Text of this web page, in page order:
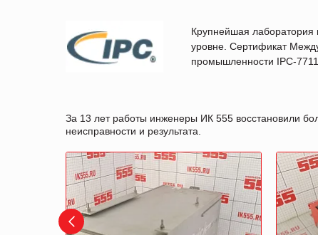
Крупнейшая лаборатория
уровне. Сертификат
промышленности IPC-
За 13 лет работы инженеры ИК 555 восстановили
неисправности и результата.